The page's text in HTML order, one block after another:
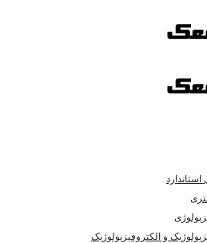
و الکتروفیزیولوژیک